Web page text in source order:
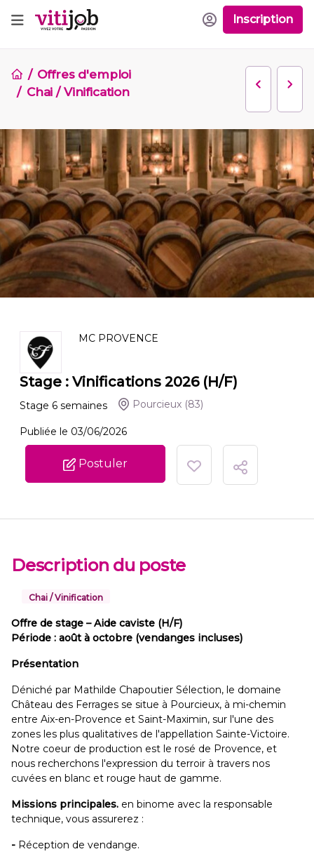
Inscription
Offres d'emploi
Chai / Vinification
MC PROVENCE
Stage : Vinifications 2026 (H/F)
Stage 6 semaines Pourcieux (83)
Publiée le 03/06/2026
Postuler
Description du poste
Chai / Vinification
Offre de stage – Aide caviste (H/F)
Période : août à octobre (vendanges incluses)
Présentation
Déniché par Mathilde Chapoutier Sélection, le domaine
Château des Ferrages se situe à Pourcieux, à mi-chemin
entre Aix-en-Provence et Saint-Maximin, sur l'une des
zones les plus qualitatives de l'appellation Sainte-Victoire.
Notre coeur de production est le rosé de Provence, et
nous recherchons l'expression du terroir à travers nos
cuvées en blanc et rouge haut de gamme.
Missions principales. en binome avec la responsable
technique, vous assurerez :
- Réception de vendange.